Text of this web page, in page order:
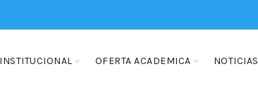
INSTITUCIONAL OFERTA ACADEMICA NOTICIAS